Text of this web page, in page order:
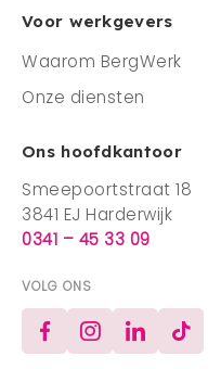
Voor werkgevers
Waarom BergWerk
Onze diensten
Ons hoofdkantoor
Smeepoortstraat 18
3841 EJ Harderwijk
0341 – 45 33 09
VOLG ONS
FacebookInstagram
LinkedInTikTok